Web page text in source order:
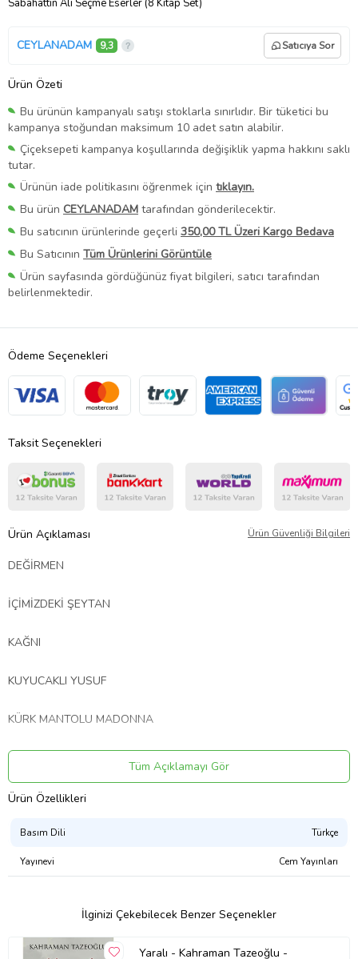
Sabahattin Ali Seçme Eserler (8 Kitap Set)
CEYLANADAM 9,3 Satıcıya Sor
Ürün Özeti
Bu ürünün kampanyalı satışı stoklarla sınırlıdır. Bir tüketici bu
kampanya stoğundan maksimum 10 adet satın alabilir.
Çiçeksepeti kampanya koşullarında değişiklik yapma hakkını saklı
tutar.
Ürünün iade politikasını öğrenmek için tıklayın.
Bu ürün CEYLANADAM tarafından gönderilecektir.
Bu satıcının ürünlerinde geçerli 350,00 TL Üzeri Kargo Bedava
Bu Satıcının Tüm Ürünlerini Görüntüle
Ürün sayfasında gördüğünüz fiyat bilgileri, satıcı tarafından
belirlenmektedir.
Ödeme Seçenekleri
Taksit Seçenekleri
Ürün Açıklaması Ürün Güvenliği Bilgileri
DEĞİRMEN
İÇİMİZDEKİ ŞEYTAN
KAĞNI
KUYUCAKLI YUSUF
KÜRK MANTOLU MADONNA
SES
SIRÇA KÖŞK
YENİ DÜNYA
Tüm Açıklamayı Gör
Ürün Özellikleri
Basım Dili Türkçe
Yayınevi Cem Yayınları
İlginizi Çekebilecek Benzer Seçenekler
Yaralı - Kahraman Tazeoğlu -